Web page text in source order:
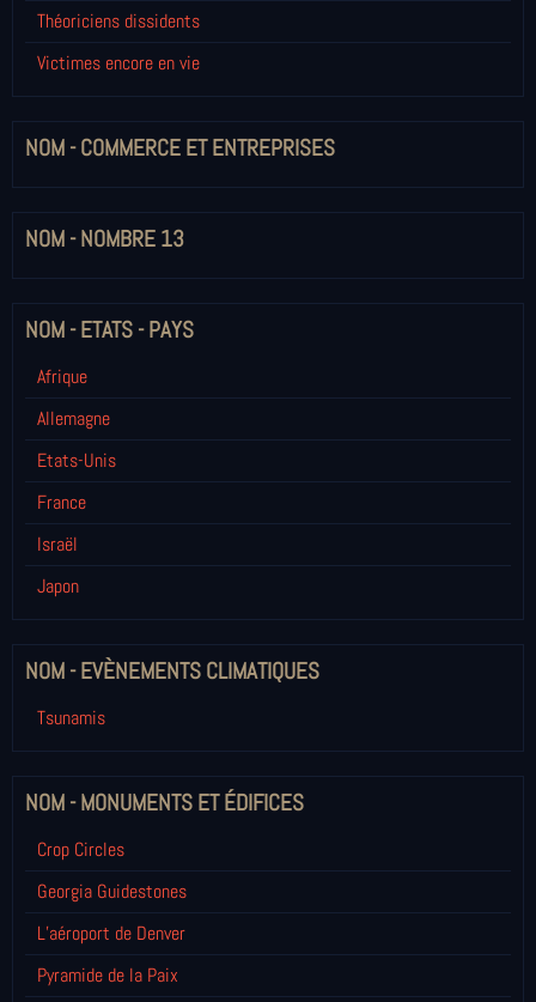
Théoriciens dissidents
Victimes encore en vie
NOM - COMMERCE ET ENTREPRISES
NOM - NOMBRE 13
NOM - ETATS - PAYS
Afrique
Allemagne
Etats-Unis
France
Israël
Japon
NOM - EVÈNEMENTS CLIMATIQUES
Tsunamis
NOM - MONUMENTS ET ÉDIFICES
Crop Circles
Georgia Guidestones
L’aéroport de Denver
Pyramide de la Paix